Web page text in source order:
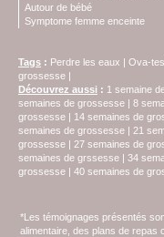
Autour de bébé
Symptome femme enceinte
Tags : Perdre les eaux | Ova-
grossesse |
Découvrez aussi : 1 semaine
semaines de grossesse | 8
grossesse | 14 semaines de
semaines de grossesse | 21
grossesse | 27 semaines de
semaines de grssesse | 34
grossesse | 40 semaines de
*Les témoignages présentés
alimentaire, des plans de repas